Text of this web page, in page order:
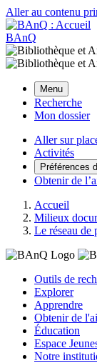
Aller au contenu
BAnQ
Menu
Recherche
Mon dossier
Aller sur
Activités
Préférences
Obtenir de
Accueil
Milieux
Le réseau de
Outils de
Explorer
Apprendre
Obtenir de
Éducation
Espace
Notre